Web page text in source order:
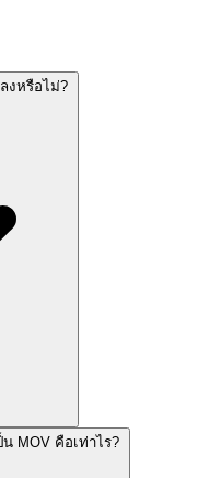
งหรือไม่?
MOV คือเท่าไร?